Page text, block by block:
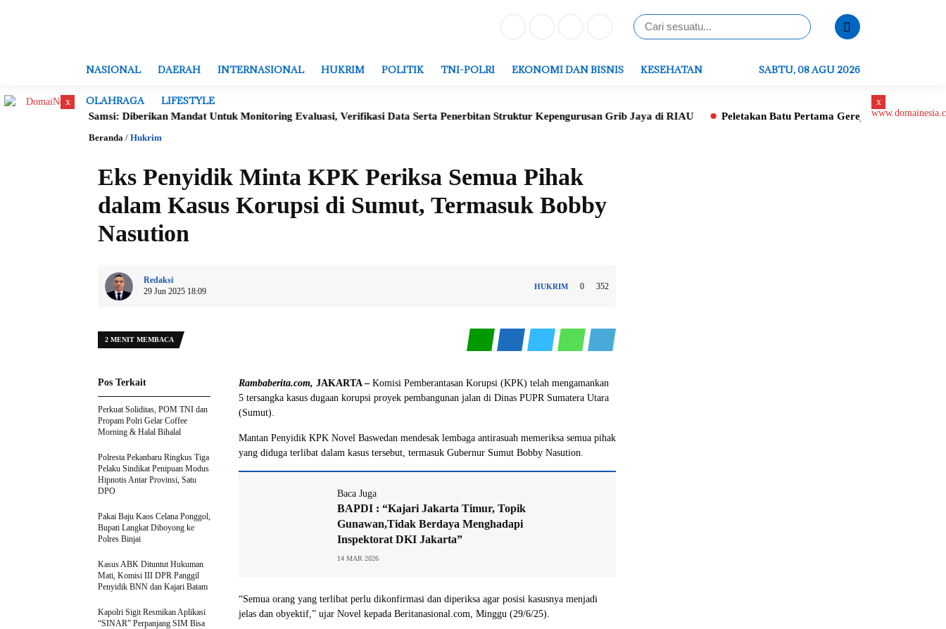
NASIONAL DAERAH INTERNASIONAL HUKRIM POLITIK TNI-POLRI EKONOMI DAN BISNIS KESEHATAN
OLAHRAGA LIFESTYLE
SABTU, 08 AGU 2026
Samsi: Diberikan Mandat Untuk Monitoring Evaluasi, Verifikasi Data Serta Penerbitan Struktur Kepengurusan Grib Jaya di RIAU Peletakan Batu Pertama Gereja St. Ignatius, Tri Adhianto
Beranda / Hukrim
Eks Penyidik Minta KPK Periksa Semua Pihak
dalam Kasus Korupsi di Sumut, Termasuk Bobby
Nasution
Redaksi
29 Jun 2025 18:09
HUKRIM 0 352
2 MENIT MEMBACA
Rambaberita.com, JAKARTA – Komisi Pemberantasan Korupsi (KPK) telah mengamankan
5 tersangka kasus dugaan korupsi proyek pembangunan jalan di Dinas PUPR Sumatera Utara
(Sumut).
Mantan Penyidik KPK Novel Baswedan mendesak lembaga antirasuah memeriksa semua pihak
yang diduga terlibat dalam kasus tersebut, termasuk Gubernur Sumut Bobby Nasution.
Baca Juga
BAPDI : “Kajari Jakarta Timur, Topik
Gunawan,Tidak Berdaya Menghadapi
Inspektorat DKI Jakarta”
14 MAR 2026
“Semua orang yang terlibat perlu dikonfirmasi dan diperiksa agar posisi kasusnya menjadi
jelas dan obyektif,” ujar Novel kepada Beritanasional.com, Minggu (29/6/25).
Pos Terkait
Perkuat Soliditas, POM TNI dan
Propam Polri Gelar Coffee
Morning & Halal Bihalal
Polresta Pekanbaru Ringkus Tiga
Pelaku Sindikat Penipuan Modus
Hipnotis Antar Provinsi, Satu
DPO
Pakai Baju Kaos Celana Ponggol,
Bupati Langkat Diboyong ke
Polres Binjai
Kasus ABK Dituntut Hukuman
Mati, Komisi III DPR Panggil
Penyidik BNN dan Kajari Batam
Kapolri Sigit Resmikan Aplikasi
“SINAR” Perpanjang SIM Bisa
x x